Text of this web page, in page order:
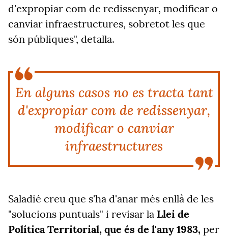
d'expropiar com de redissenyar, modificar o
canviar infraestructures, sobretot les que
són públiques", detalla.
En alguns casos no es tracta tant
d'expropiar com de redissenyar,
modificar o canviar
infraestructures
Saladié creu que s'ha d'anar més enllà de les
"solucions puntuals" i revisar la Llei de
Política Territorial, que és de l'any 1983, per